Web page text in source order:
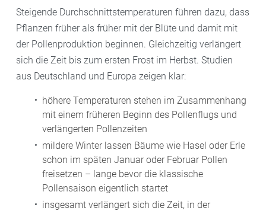
Steigende Durchschnittstemperaturen führen dazu, dass
Pflanzen früher als früher mit der Blüte und damit mit
der Pollenproduktion beginnen. Gleichzeitig verlängert
sich die Zeit bis zum ersten Frost im Herbst. Studien
aus Deutschland und Europa zeigen klar:
höhere Temperaturen stehen im Zusammenhang
mit einem früheren Beginn des Pollenflugs und
verlängerten Pollenzeiten
mildere Winter lassen Bäume wie Hasel oder Erle
schon im späten Januar oder Februar Pollen
freisetzen – lange bevor die klassische
Pollensaison eigentlich startet
insgesamt verlängert sich die Zeit, in der